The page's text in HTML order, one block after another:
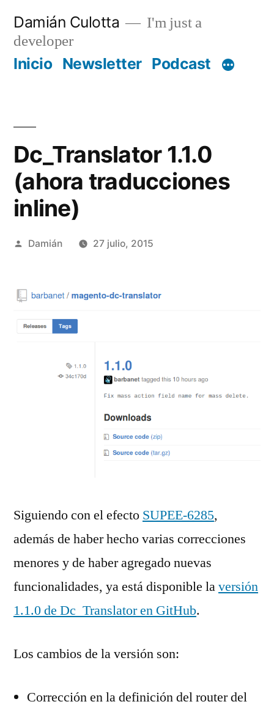
contenido
Damián Culotta
I'm just a
developer
Inicio Newsletter Podcast
Dc_Translator 1.1.0
(ahora traducciones
inline)
Publicado
Damián 27 julio, 2015
Siguiendo con el efecto SUPEE-6285,
además de haber hecho varias correcciones
menores y de haber agregado nuevas
funcionalidades, ya está disponible laversión
1.1.0 de Dc_Translator en GitHub.
Los cambios de la versión son:
Corrección en la definición del router del